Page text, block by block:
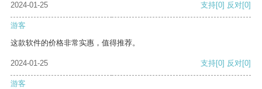
2024-01-25
支持[0] 反对[0]
游客
这款软件的价格非常实惠，值得推荐。
2024-01-25 支持[0] 反对[0]
游客